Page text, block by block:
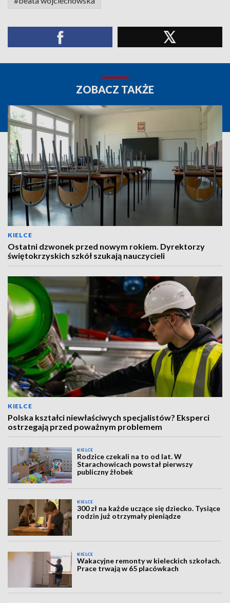
ZOBACZ TAKŻE
KIELCE
Ostatni dzwonek przed nowym rokiem. Dyrektorzy
świętokrzyskich szkół szukają nauczycieli
KIELCE
Polska kształci niewłaściwych specjalistów? Eksperci
ostrzegają przed poważnym problemem
KIELCE
Rodzice czekali na to od lat. W
Starachowicach powstał pierwszy
publiczny żłobek
KIELCE
300 zł na każde uczące się dziecko. Tysiące
rodzin już otrzymały pieniądze
KIELCE
Wakacyjne remonty w kieleckich szkołach.
Prace trwają w 65 placówkach